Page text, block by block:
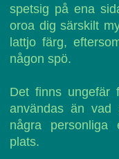
spetsig på ena
oroa dig särskilt
lattjo färg,
någon spö.
Det finns ungefär
användas än vad
några personliga
plats.